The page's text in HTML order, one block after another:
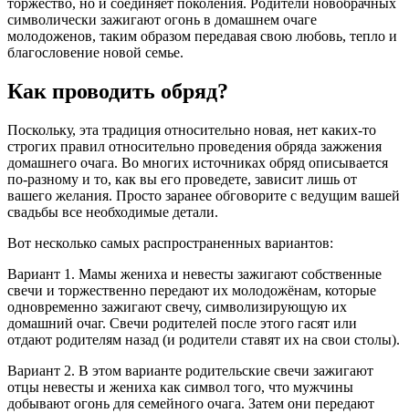
символически зажигают огонь в домашнем очаге
молодоженов, таким образом передавая свою любовь, тепло и
благословение новой семье.
Как проводить обряд?
Поскольку, эта традиция относительно новая, нет каких-то
строгих правил относительно проведения обряда зажжения
домашнего очага. Во многих источниках обряд описывается
по-разному и то, как вы его проведете, зависит лишь от
вашего желания. Просто заранее обговорите с ведущим вашей
свадьбы все необходимые детали.
Вот несколько самых распространенных вариантов:
Вариант 1. Мамы жениха и невесты зажигают собственные
свечи и торжественно передают их молодожёнам, которые
одновременно зажигают свечу, символизирующую их
домашний очаг. Свечи родителей после этого гасят или
отдают родителям назад (и родители ставят их на свои столы).
Вариант 2. В этом варианте родительские свечи зажигают
отцы невесты и жениха как символ того, что мужчины
добывают огонь для семейного очага. Затем они передают